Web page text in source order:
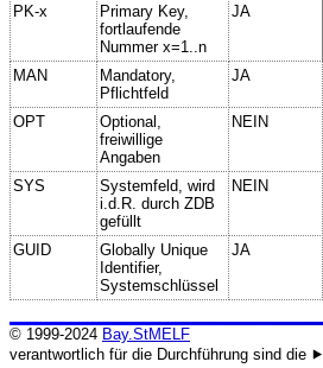
PK-x
Primary Key,
fortlaufende
Nummer x=1..n
JA
MAN
Mandatory,
Pflichtfeld
JA
OPT
Optional,
freiwillige
Angaben
NEIN
SYS
Systemfeld, wird
i.d.R. durch ZDB
gefüllt
NEIN
GUID
Globally Unique
Identifier,
Systemschlüssel
JA
© 1999-2024 Bay.StMELF
verantwortlich für die Durchführung sind die ⯈